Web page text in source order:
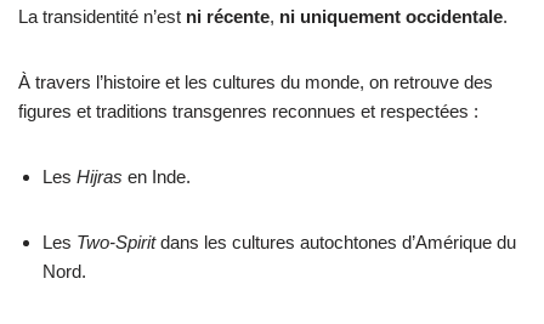
La transidentité n’est ni récente, ni uniquement occidentale.
À travers l’histoire et les cultures du monde, on retrouve des
figures et traditions transgenres reconnues et respectées :
Les Hijras en Inde.
Les Two-Spiritdans les cultures autochtones d’Amérique du
Nord.